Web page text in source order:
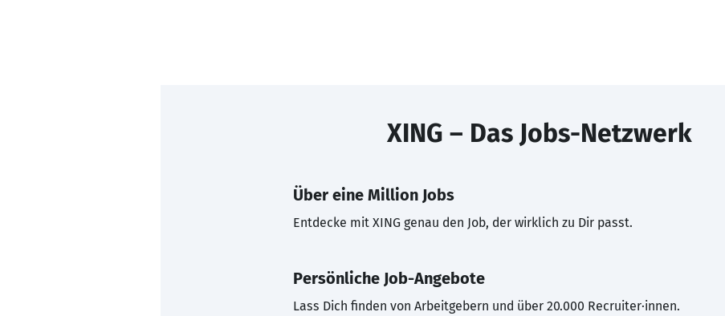
XING – Das Jobs-Netzwerk
Über eine Million Jobs
Entdecke mit XING genau den Job, der wirklich zu Dir passt.
Persönliche Job-Angebote
Lass Dich finden von Arbeitgebern und über 20.000 Recruiter·innen.